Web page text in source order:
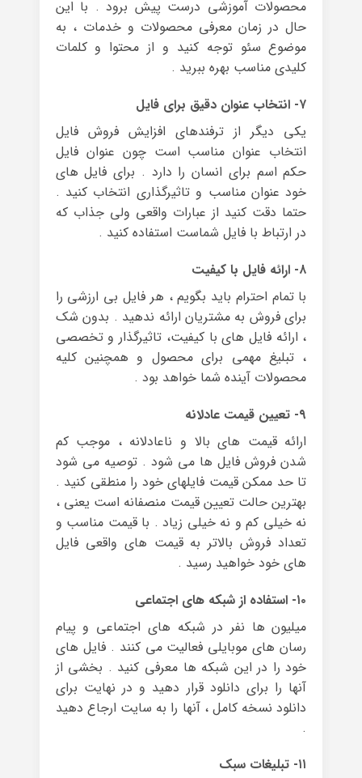
محصولات آموزشی درست پیش برود . با این
حال در زمان معرفی محصولات و خدمات ، به
موضوع سئو توجه کنید و از محتوا و کلمات
کلیدی مناسب بهره ببرید .
۷- انتخاب عنوان دقیق برای فایل
یکی دیگر از ترفندهای افزایش فروش فایل
انتخاب عنوان مناسب است چون عنوان فایل
حکم اسم برای انسان را دارد . برای فایل های
خود عنوان مناسب و تاثیرگذاری انتخاب کنید .
حتما دقت کنید از عبارات واقعی ولی جذاب که
در ارتباط با فایل شماست استفاده کنید .
۸- ارائه فایل با کیفیت
با تمام احترام باید بگویم ، هر فایل بی ارزشی را
برای فروش به مشتریان ارائه ندهید . بدون شک
، ارائه فایل های با کیفیت، تاثیرگذار و تخصصی
، تبلیغ مهمی برای محصول و همچنین کلیه
محصولات آینده شما خواهد بود .
۹- تعیین قیمت عادلانه
ارائه قیمت های بالا و ناعادلانه ، موجب کم
شدن فروش فایل ها می شود . توصیه می شود
تا حد ممکن قیمت فایلهای خود را منطقی کنید .
بهترین حالت تعیین قیمت منصفانه است یعنی ،
نه خیلی کم و نه خیلی زیاد . با قیمت مناسب و
تعداد فروش بالاتر به قیمت های واقعی فایل
های خود خواهید رسید .
۱۰- استفاده از شبکه های اجتماعی
میلیون ها نفر در شبکه های اجتماعی و پیام
رسان های موبایلی فعالیت می کنند . فایل های
خود را در این شبکه ها معرفی کنید . بخشی از
آنها را برای دانلود قرار دهید و در نهایت برای
دانلود نسخه کامل ، آنها را به سایت ارجاع دهید
.
۱۱- تبلیغات سبک